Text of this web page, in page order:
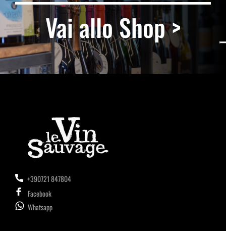
Vai allo Shop >
+390721 847804
Facebook
Whatsapp